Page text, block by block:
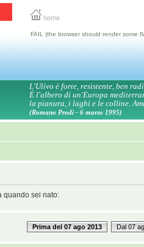
home
FAIL (the browser should render some
L'Ulivo è forte, resistente, ben
È l'albero di un'Europa
la pianura, i laghi e le colline.
(Romano Prodi - 6 marzo 1995)
quando sei nato:
Prima del 07 ago 2013 Dal 07